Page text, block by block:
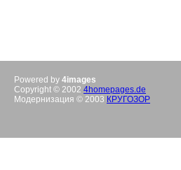
Powered by 4images
Copyright © 2002 4homepages.de
Модернизация © 2003 КРУГОЗОР